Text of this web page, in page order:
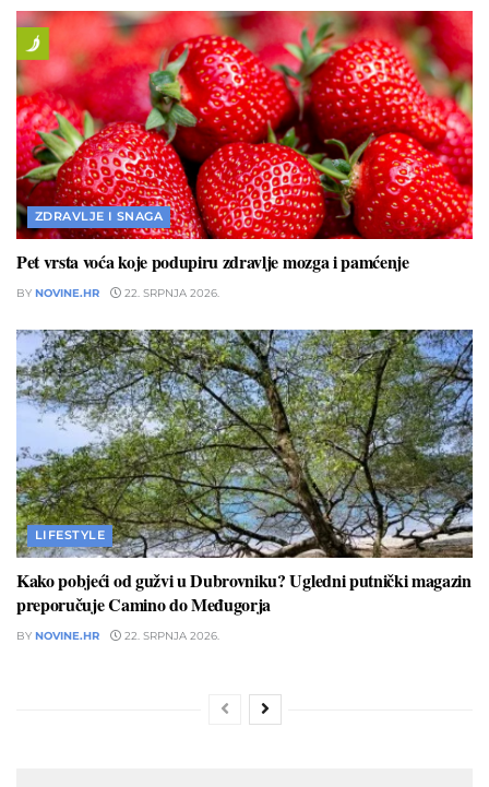
ZDRAVLJE I SNAGA
Pet vrsta voća koje podupiru zdravlje mozga i pamćenje
BY NOVINE.HR 22. SRPNJA 2026.
LIFESTYLE
Kako pobjeći od gužvi u Dubrovniku? Ugledni putnički magazin
preporučuje Camino do Međugorja
BY NOVINE.HR 22. SRPNJA 2026.